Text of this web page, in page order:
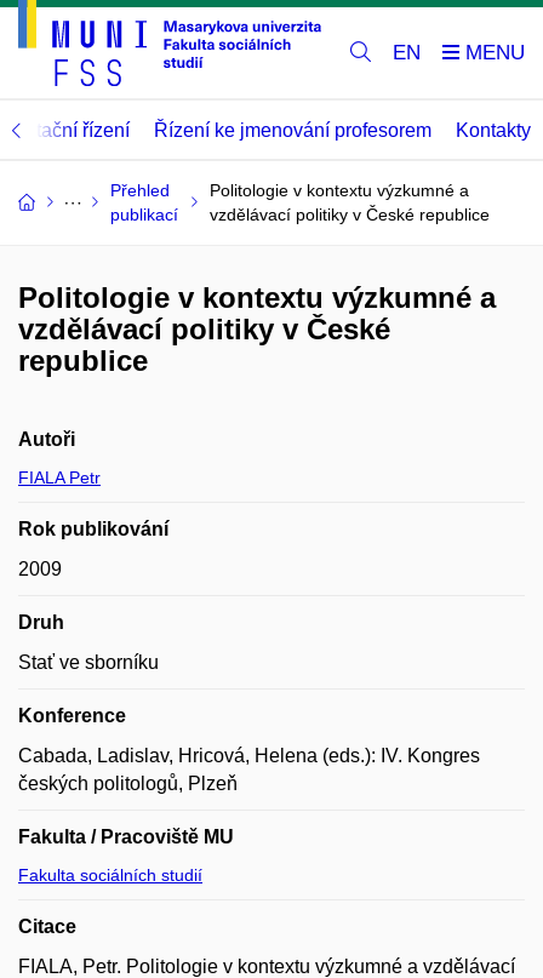
EN
řízení Řízení ke jmenování profesorem Kontakty
Přehled
publikací
Politologie v kontextu výzkumné a
vzdělávací politiky v České republice
Politologie v kontextu výzkumné a
vzdělávací politiky v České
republice
Autoři
FIALA Petr
Rok publikování
2009
Druh
Stať ve sborníku
Konference
Cabada, Ladislav, Hricová, Helena (eds.): IV. Kongres
českých politologů, Plzeň
Fakulta / Pracoviště MU
Fakulta sociálních studií
Citace
FIALA, Petr. Politologie v kontextu výzkumné a vzdělávací